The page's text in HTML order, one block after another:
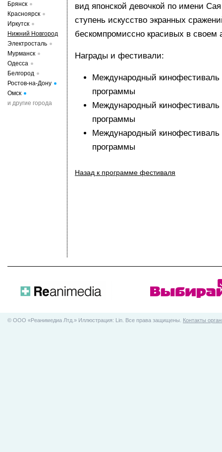
Брянск
Красноярск
Иркутск
Нижний Новгород
Электросталь
Мурманск
Одесса
Белгород
Ростов-на-Дону
Омск
и другие города
вид японской девочкой по имени
ступень искусство экранных
бескомпромиссно красивых в
Награды и фестивали:
Международный кинофестиваль
программы
Международный кинофестиваль
программы
Международный кинофестиваль
программы
Назад к программе фестиваля
© ООO «Реанимедиа Лтд.» Иллюстрация: Lin. Все права защищены. Контакты